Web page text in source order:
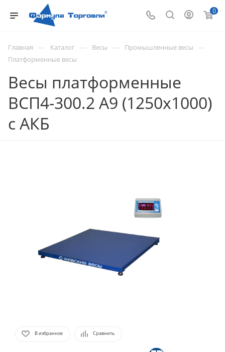
0
Главная — Каталог — Весы — Промышленные весы —
Платформенные весы
Весы платформенные
ВСП4-300.2 А9 (1250х1000)
с АКБ
В избранное Сравнить